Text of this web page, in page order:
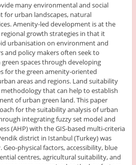
many environmental and social
urban landscapes, natural
Amenity-led development is at the
growth strategies in that it
urbanisation on environment and
and policy makers often seek to
spaces through developing
for the green amenity-oriented
areas and regions. Land suitability
that can help to establish
of urban green land. This paper
for the suitability analysis of urban
integrating fuzzy set model and
(AHP) with the GIS-based multi-criteria
district in Istanbul (Turkey) was
physical factors, accessibility, blue
centres, agricultural suitability, and